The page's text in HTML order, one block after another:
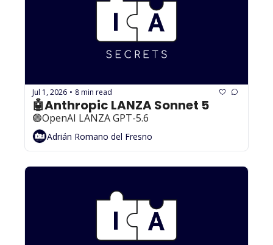
Jul 1, 2026 • 8 min read
🤖Anthropic LANZA Sonnet 5
🟢OpenAI LANZA GPT-5.6
Adrián Romano del Fresno